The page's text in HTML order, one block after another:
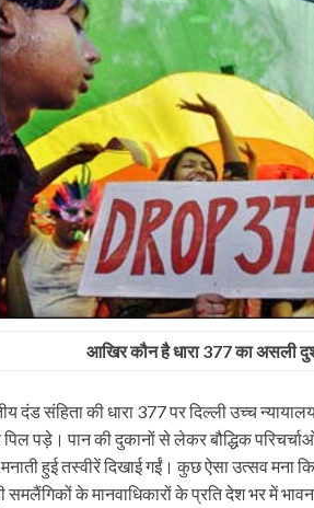
आखिर कौन है धारा 377 का असली
दंड संहिता की धारा 377 पर दिल्ली उच्च
पड़े। पान की दुकानों से लेकर बौद्धिक
हुई तस्वीरें दिखाई गईं। कुछ ऐसा उत्सव
के मानवाधिकारों के प्रति देश भर में